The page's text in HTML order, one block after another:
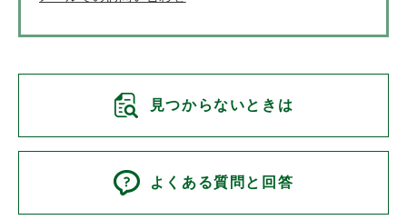
見つからないときは
よくある質問と回答